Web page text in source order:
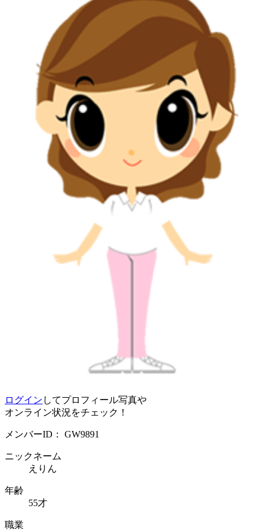
ログイン してプロフィール写真や
オンライン状況をチェック！
メンバーID： GW9891
ニックネーム
えりん
年齢
55才
職業